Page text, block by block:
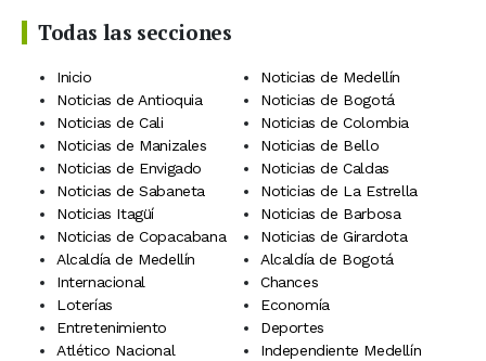
Todas las secciones
Inicio
Noticias de Medellín
Noticias de Antioquia
Noticias de Bogotá
Noticias de Cali
Noticias de Colombia
Noticias de Manizales
Noticias de Bello
Noticias de Envigado
Noticias de Caldas
Noticias de Sabaneta
Noticias de La Estrella
Noticias Itagüí
Noticias de Barbosa
Noticias de Copacabana
Noticias de Girardota
Alcaldía de Medellín
Alcaldía de Bogotá
Internacional
Chances
Loterías
Economía
Entretenimiento
Deportes
Atlético Nacional
Independiente Medellín